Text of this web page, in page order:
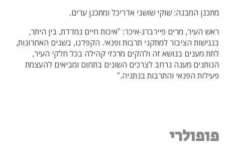
מתכנן המבנה: שוקי שושני אדריכל ומתכנן ערים.
ראש העיר, מרים פיירברג-איכר: "איכות חיים נמדדת, בין היתר,
בנגישות הציבור למתקני תרבות ופנאי. הקפדנו, בשנים האחרונות,
לתת מענים בנושא זה ולהקים מרכזי קהילה בכל חלקי העיר,
הנותנים מענה נרחב לצרכים השונים בתחום ומביאים להעצמת
פעילות הפנאי והתרבות בנתניה."
פופולרי